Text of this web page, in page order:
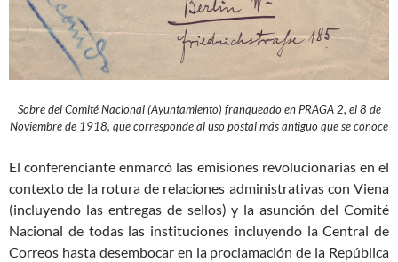
Sobre del Comité Nacional (Ayuntamiento) franqueado en PRAGA 2, el 8 de
Noviembre de 1918, que corresponde al uso postal más antiguo que se conoce
El conferenciante enmarcó las emisiones revolucionarias en el
contexto de la rotura de relaciones administrativas con Viena
(incluyendo las entregas de sellos) y la asunción del Comité
Nacional de todas las instituciones incluyendo la Central de
Correos hasta desembocar en la proclamación de la República